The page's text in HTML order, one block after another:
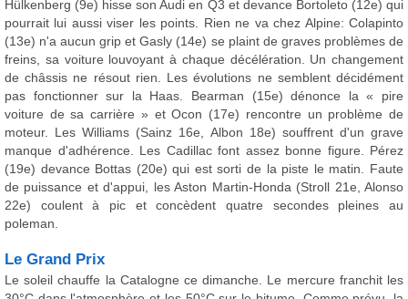
Hülkenberg (9e) hisse son Audi en Q3 et devance Bortoleto (12e) qui
pourrait lui aussi viser les points. Rien ne va chez Alpine: Colapinto
(13e) n'a aucun grip et Gasly (14e) se plaint de graves problèmes de
freins, sa voiture louvoyant à chaque décélération. Un changement
de châssis ne résout rien. Les évolutions ne semblent décidément
pas fonctionner sur la Haas. Bearman (15e) dénonce la « pire
voiture de sa carrière » et Ocon (17e) rencontre un problème de
moteur. Les Williams (Sainz 16e, Albon 18e) souffrent d'un grave
manque d'adhérence. Les Cadillac font assez bonne figure. Pérez
(19e) devance Bottas (20e) qui est sorti de la piste le matin. Faute
de puissance et d'appui, les Aston Martin-Honda (Stroll 21e, Alonso
22e) coulent à pic et concèdent quatre secondes pleines au
poleman.
Le Grand Prix
Le soleil chauffe la Catalogne ce dimanche. Le mercure franchit les